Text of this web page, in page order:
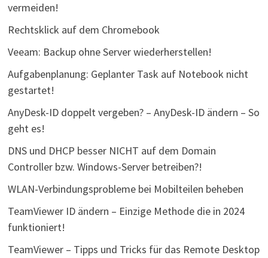
vermeiden!
Rechtsklick auf dem Chromebook
Veeam: Backup ohne Server wiederherstellen!
Aufgabenplanung: Geplanter Task auf Notebook nicht
gestartet!
AnyDesk-ID doppelt vergeben? – AnyDesk-ID ändern – So
geht es!
DNS und DHCP besser NICHT auf dem Domain
Controller bzw. Windows-Server betreiben?!
WLAN-Verbindungsprobleme bei Mobilteilen beheben
TeamViewer ID ändern – Einzige Methode die in 2024
funktioniert!
TeamViewer – Tipps und Tricks für das Remote Desktop